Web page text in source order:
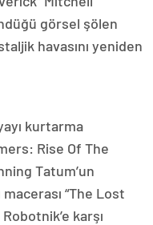
görsel şölen
havasını yeniden
kurtarma
Rise Of The
Tatum’un
“The Lost
karşı